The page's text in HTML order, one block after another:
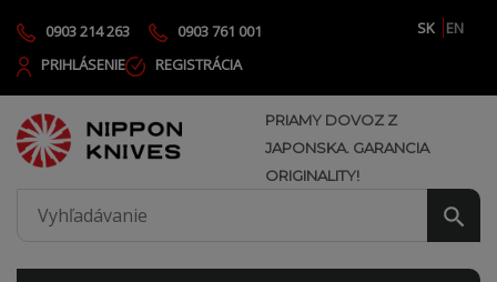
0903 214 263 0903 761 001 SK
EN
PRIHLÁSENIE
REGISTRÁCIA
PRIAMY DOVOZ Z
JAPONSKA. GARANCIA
ORIGINALITY!